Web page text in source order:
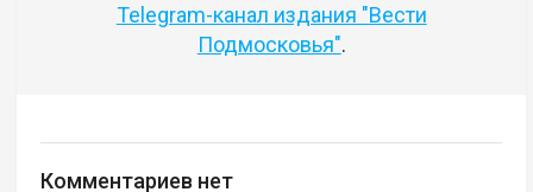
Telegram-канал издания "Вести
Подмосковья".
Комментариев нет